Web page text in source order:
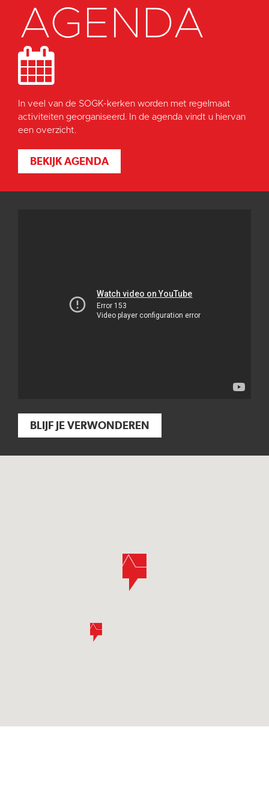
AGENDA
In veel van de SOGK-kerken worden met regelmaat
activiteiten georganiseerd. In de agenda vindt u hiervan
een overzicht.
BEKIJK AGENDA
BLIJF JE VERWONDEREN